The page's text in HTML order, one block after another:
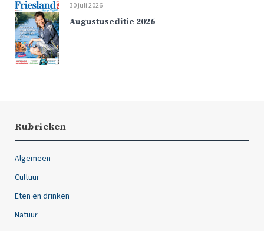
30 juli 2026
Augustuseditie 2026
Rubrieken
Algemeen
Cultuur
Eten en drinken
Natuur